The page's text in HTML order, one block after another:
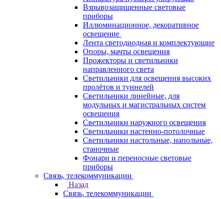
Взрывозащищенные световые
приборы
Иллюминационное, декоративное
освещение
Лента светодиодная и комплектующие
Опоры, мачты освещения
Прожекторы и светильники
направленного света
Светильники для освещения высоких
пролётов и туннелей
Светильники линейные, для
модульных и магистральных систем
освещения
Светильники наружного освещения
Светильники настенно-потолочные
Светильники настольные, напольные,
станочные
Фонари и переносные световые
приборы
Связь, телекоммуникации
Назад
Связь, телекоммуникации